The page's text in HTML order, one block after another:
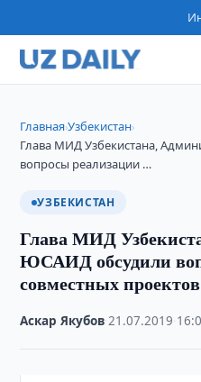
Главная›Узбекистан›
Глава МИД Узбекистана,
вопросы реализации …
УЗБЕКИСТАН
Глава МИД
ЮСАИД обсудили
совместных проектов
Аскар Якубов ·21.07.2019